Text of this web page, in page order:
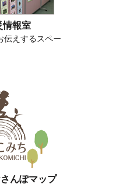
情報室
伝えするスペー
さんぽマップ